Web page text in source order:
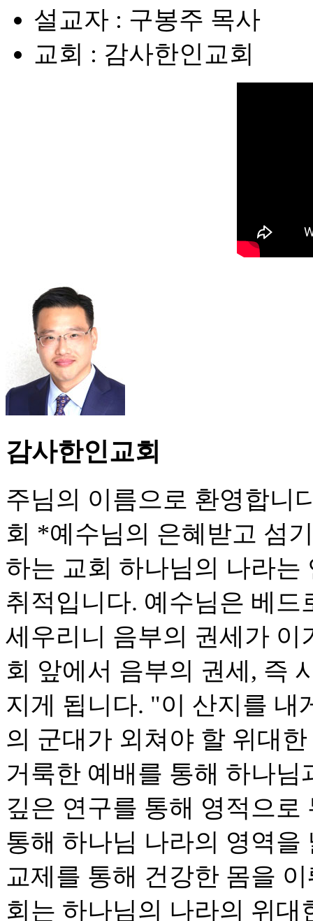
설교자 : 구봉주 목사
교회 : 감사한인교회
감사한인교회
주님의 이름으로 환영합니
회 *예수님의 은혜받고 섬
하는 교회 하나님의 나라
취적입니다. 예수님은 베
세우리니 음부의 권세가
회 앞에서 음부의 권세, 즉
지게 됩니다. "이 산지를 내
의 군대가 외쳐야 할 위대
거룩한 예배를 통해 하나
깊은 연구를 통해 영적으
통해 하나님 나라의 영역
교제를 통해 건강한 몸을
회는 하나님의 나라의 위